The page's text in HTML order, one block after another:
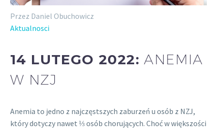
Przez Daniel Obuchowicz
Aktualnosci
14 LUTEGO 2022:ANEMIA
W NZJ
Anemia to jedno z najczęstszych zaburzeń u osób z NZJ,
który dotyczy nawet ⅓ osób chorujących. Choć w większości